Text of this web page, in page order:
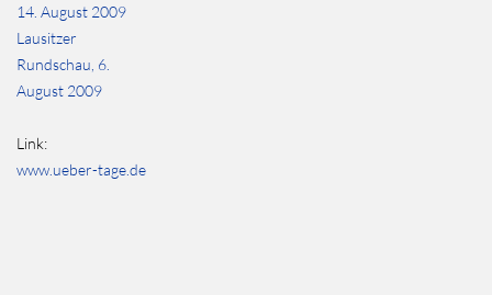
14. August 2009
Lausitzer
Rundschau, 6.
August 2009
Link:
www.ueber-tage.de